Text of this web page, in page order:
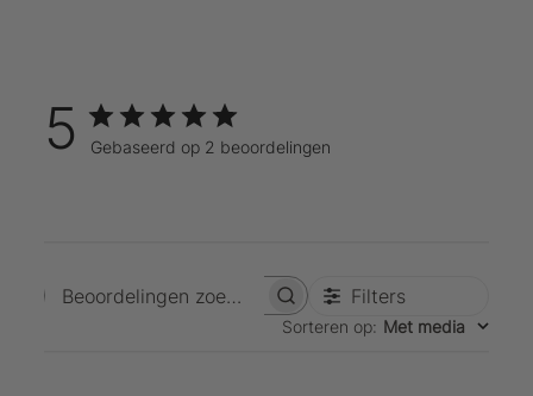
5 Gebaseerd op 2 beoordelingen
Beoordelingen zoekenFilters
Sorteren op: Met media